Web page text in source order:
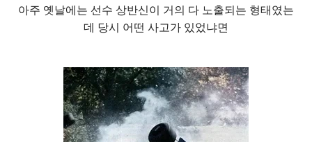
아주 옛날에는 선수 상반신이 거의 다 노출되는 형태였는
데 당시 어떤 사고가 있었냐면